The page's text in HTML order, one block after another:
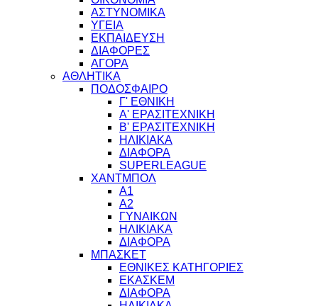
ΑΣΤΥΝΟΜΙΚΑ
ΥΓΕΙΑ
ΕΚΠΑΙΔΕΥΣΗ
ΔΙΑΦΟΡΕΣ
ΑΓΟΡΑ
ΑΘΛΗΤΙΚΑ
ΠΟΔΟΣΦΑΙΡΟ
Γ' ΕΘΝΙΚΗ
Α' ΕΡΑΣΙΤΕΧΝΙΚΗ
Β' ΕΡΑΣΙΤΕΧΝΙΚΗ
ΗΛΙΚΙΑΚΑ
ΔΙΑΦΟΡΑ
SUPERLEAGUE
ΧΑΝΤΜΠΟΛ
Α1
Α2
ΓΥΝΑΙΚΩΝ
ΗΛΙΚΙΑΚΑ
ΔΙΑΦΟΡΑ
ΜΠΑΣΚΕΤ
ΕΘΝΙΚΕΣ ΚΑΤΗΓΟΡΙΕΣ
ΕΚΑΣΚΕΜ
ΔΙΑΦΟΡΑ